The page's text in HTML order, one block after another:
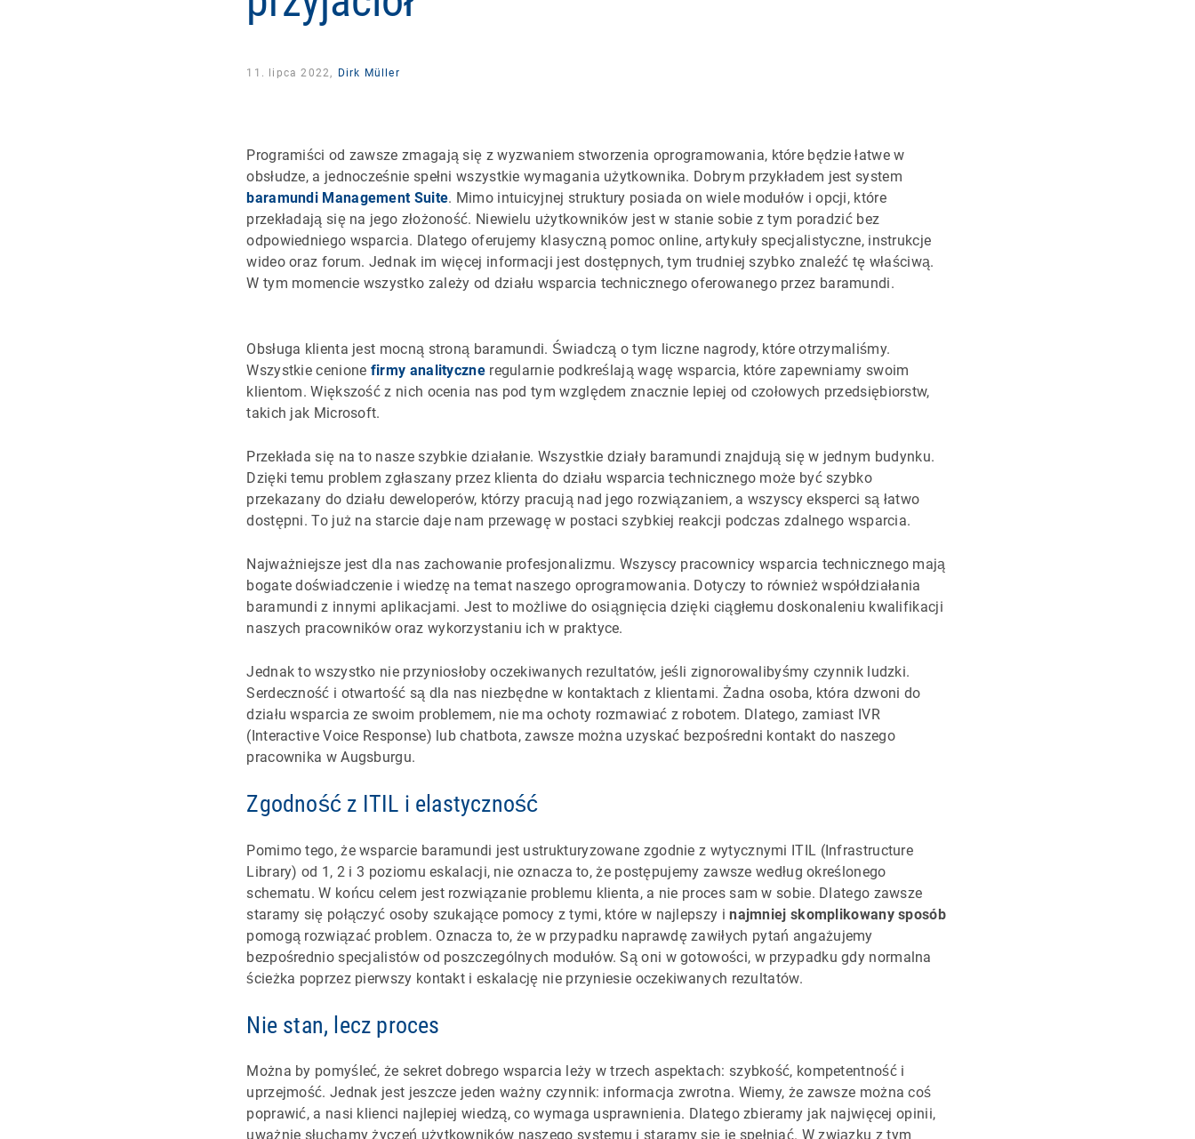
11. lipca 2022, Dirk Müller
Programiści od zawsze zmagają się z wyzwaniem stworzenia oprogramowania, które będzie łatwe w
obsłudze, a jednocześnie spełni wszystkie wymagania użytkownika. Dobrym przykładem jest system
baramundi Management Suite. Mimo intuicyjnej struktury posiada on wiele modułów i opcji, które
przekładają się na jego złożoność. Niewielu użytkowników jest w stanie sobie z tym poradzić bez
odpowiedniego wsparcia. Dlatego oferujemy klasyczną pomoc online, artykuły specjalistyczne, instrukcje
wideo oraz forum. Jednak im więcej informacji jest dostępnych, tym trudniej szybko znaleźć tę właściwą.
W tym momencie wszystko zależy od działu wsparcia technicznego oferowanego przez baramundi.
Obsługa klienta jest mocną stroną baramundi. Świadczą o tym liczne nagrody, które otrzymaliśmy.
Wszystkie cenione firmy analityczneregularnie podkreślają wagę wsparcia, które zapewniamy swoim
klientom. Większość z nich ocenia nas pod tym względem znacznie lepiej od czołowych przedsiębiorstw,
takich jak Microsoft.
Przekłada się na to nasze szybkie działanie. Wszystkie działy baramundi znajdują się w jednym budynku.
Dzięki temu problem zgłaszany przez klienta do działu wsparcia technicznego może być szybko
przekazany do działu deweloperów, którzy pracują nad jego rozwiązaniem, a wszyscy eksperci są łatwo
dostępni. To już na starcie daje nam przewagę w postaci szybkiej reakcji podczas zdalnego wsparcia.
Najważniejsze jest dla nas zachowanie profesjonalizmu. Wszyscy pracownicy wsparcia technicznego mają
bogate doświadczenie i wiedzę na temat naszego oprogramowania. Dotyczy to również współdziałania
baramundi z innymi aplikacjami. Jest to możliwe do osiągnięcia dzięki ciągłemu doskonaleniu kwalifikacji
naszych pracowników oraz wykorzystaniu ich w praktyce.
Jednak to wszystko nie przyniosłoby oczekiwanych rezultatów, jeśli zignorowalibyśmy czynnik ludzki.
Serdeczność i otwartość są dla nas niezbędne w kontaktach z klientami. Żadna osoba, która dzwoni do
działu wsparcia ze swoim problemem, nie ma ochoty rozmawiać z robotem. Dlatego, zamiast IVR
(Interactive Voice Response) lub chatbota, zawsze można uzyskać bezpośredni kontakt do naszego
pracownika w Augsburgu.
Zgodność z ITIL i elastyczność
Pomimo tego, że wsparcie baramundi jest ustrukturyzowane zgodnie z wytycznymi ITIL (Infrastructure
Library) od 1, 2 i 3 poziomu eskalacji, nie oznacza to, że postępujemy zawsze według określonego
schematu. W końcu celem jest rozwiązanie problemu klienta, a nie proces sam w sobie. Dlatego zawsze
staramy się połączyć osoby szukające pomocy z tymi, które w najlepszy inajmniej skomplikowany sposób
pomogą rozwiązać problem. Oznacza to, że w przypadku naprawdę zawiłych pytań angażujemy
bezpośrednio specjalistów od poszczególnych modułów. Są oni w gotowości, w przypadku gdy normalna
ścieżka poprzez pierwszy kontakt i eskalację nie przyniesie oczekiwanych rezultatów.
Nie stan, lecz proces
Można by pomyśleć, że sekret dobrego wsparcia leży w trzech aspektach: szybkość, kompetentność i
uprzejmość. Jednak jest jeszcze jeden ważny czynnik: informacja zwrotna. Wiemy, że zawsze można coś
poprawić, a nasi klienci najlepiej wiedzą, co wymaga usprawnienia. Dlatego zbieramy jak najwięcej opinii,
uważnie słuchamy życzeń użytkowników naszego systemu i staramy się je spełniać. W związku z tym